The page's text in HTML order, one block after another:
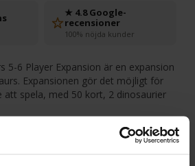
★ 4.8 Google-
recensioner
100% nöjda kunder
5-6 Player Expansion är en expansion
Expansionen gör det möjligt för
att spela, med 50 kort, 2 dinosaurier